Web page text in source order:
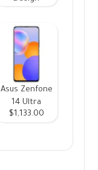
Asus Zenfone
14 Ultra
$1,133.00